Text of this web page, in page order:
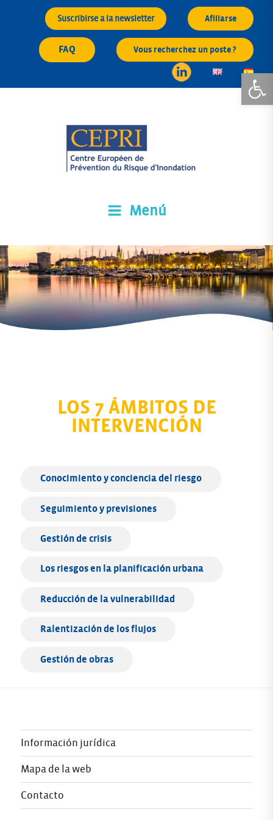
Abrir
contenido
Suscribirse a la newsletter Afiliarse
FAQ Vous recherchez un poste ?
Menú
LOS 7 ÁMBITOS DE
INTERVENCIÓN
Conocimiento y conciencia del riesgo
Seguimiento y previsiones
Gestión de crisis
Los riesgos en la planificación urbana
Reducción de la vulnerabilidad
Ralentización de los flujos
Gestión de obras
Información jurídica
Mapa de la web
Contacto